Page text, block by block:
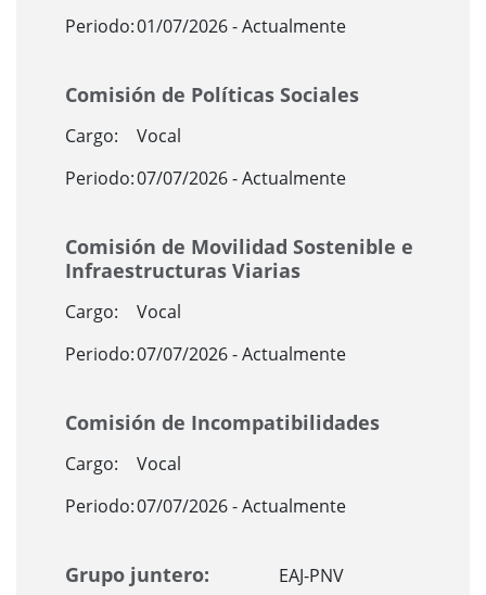
Periodo:01/07/2026 - Actualmente
Comisión de Políticas Sociales
Cargo:
Vocal
Periodo:07/07/2026 - Actualmente
Comisión de Movilidad Sostenible e
Infraestructuras Viarias
Cargo:
Vocal
Periodo:07/07/2026 - Actualmente
Comisión de Incompatibilidades
Cargo:
Vocal
Periodo:07/07/2026 - Actualmente
Grupo juntero: EAJ-PNV